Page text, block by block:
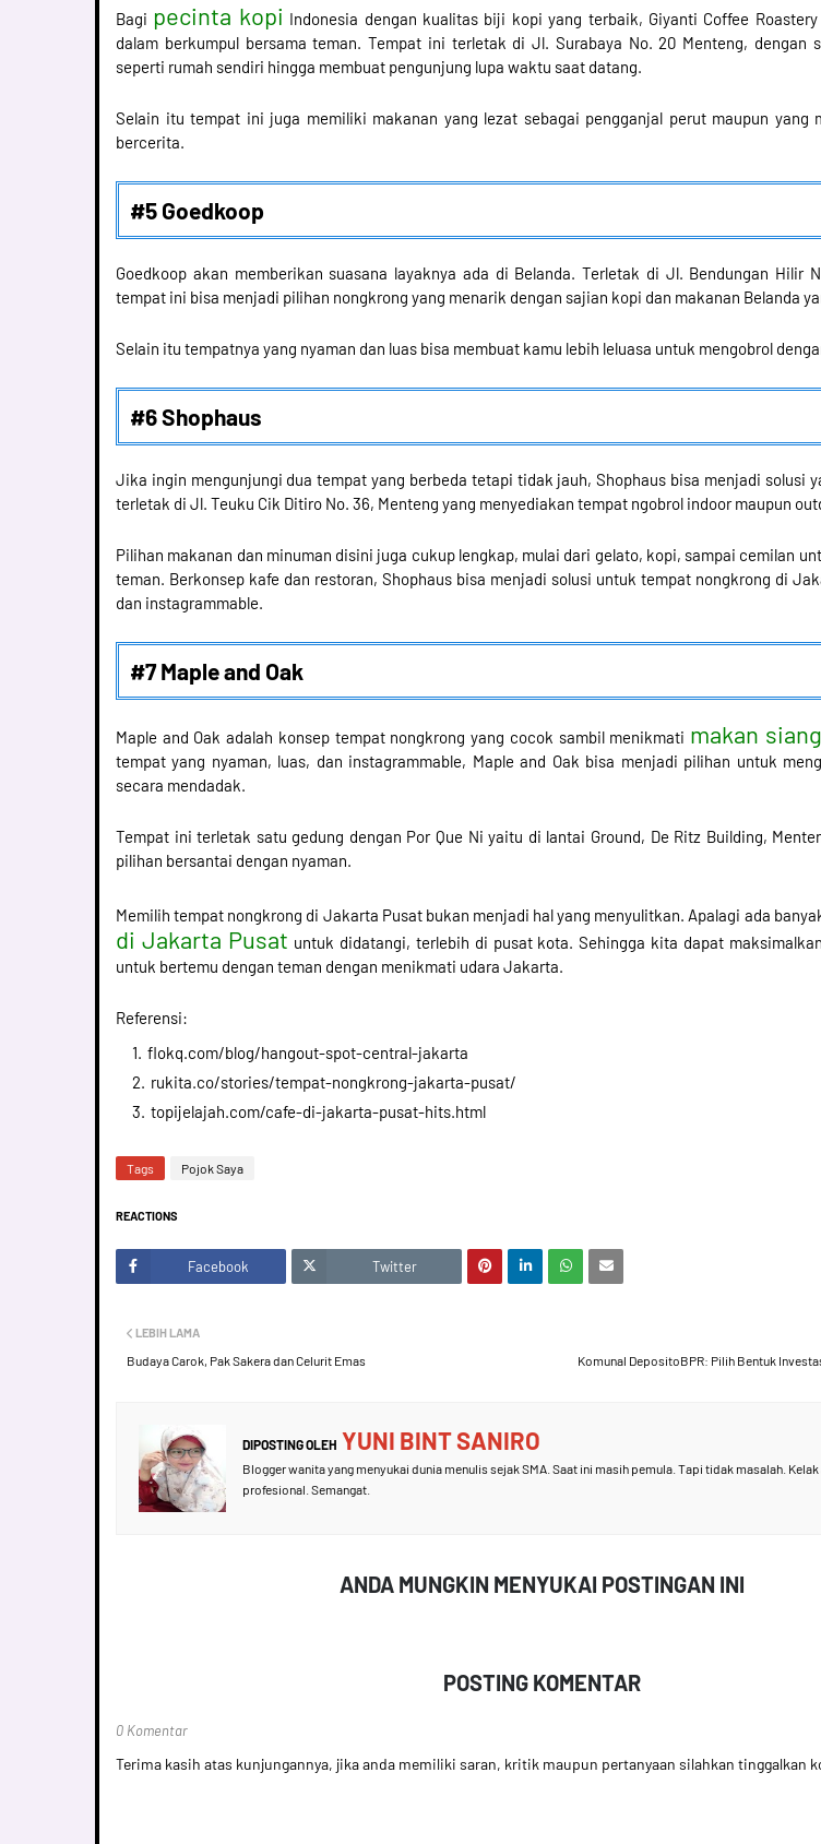
Bagi pecinta kopi Indonesia dengan kualitas biji kopi yang terbaik, Giyanti Coffee
dalam berkumpul bersama teman. Tempat ini terletak di Jl. Surabaya No. 20 Menteng, dengan
seperti rumah sendiri hingga membuat pengunjung lupa waktu saat datang.
Selain itu tempat ini juga memiliki makanan yang lezat sebagai pengganjal perut maupun yang
bercerita.
#5 Goedkoop
Goedkoop akan memberikan suasana layaknya ada di Belanda. Terletak di Jl. Bendungan Hilir
tempat ini bisa menjadi pilihan nongkrong yang menarik dengan sajian kopi dan makanan Belanda
Selain itu tempatnya yang nyaman dan luas bisa membuat kamu lebih leluasa untuk mengobrol
#6 Shophaus
Jika ingin mengunjungi dua tempat yang berbeda tetapi tidak jauh, Shophaus bisa menjadi solusi
terletak di Jl. Teuku Cik Ditiro No. 36, Menteng yang menyediakan tempat ngobrol indoor maupun
Pilihan makanan dan minuman disini juga cukup lengkap, mulai dari gelato, kopi, sampai cemilan
teman. Berkonsep kafe dan restoran, Shophaus bisa menjadi solusi untuk tempat nongkrong di
dan instagrammable.
#7 Maple and Oak
Maple and Oak adalah konsep tempat nongkrong yang cocok sambil menikmati makan siang
tempat yang nyaman, luas, dan instagrammable, Maple and Oak bisa menjadi pilihan untuk
secara mendadak.
Tempat ini terletak satu gedung dengan Por Que Ni yaitu di lantai Ground, De Ritz Building,
pilihan bersantai dengan nyaman.
Memilih tempat nongkrong di Jakarta Pusat bukan menjadi hal yang menyulitkan. Apalagi ada
di Jakarta Pusat untuk didatangi, terlebih di pusat kota. Sehingga kita dapat
untuk bertemu dengan teman dengan menikmati udara Jakarta.
Referensi:
flokq.com/blog/hangout-spot-central-jakarta
rukita.co/stories/tempat-nongkrong-jakarta-pusat/
topijelajah.com/cafe-di-jakarta-pusat-hits.html
Tags Pojok Saya
REACTIONS
Facebook Twitter
Komunal DepositoBPR: Pilih Bentuk
LEBIH LAMA
Budaya Carok, Pak Sakera dan Celurit Emas
DIPOSTING OLEH YUNI BINT SANIRO
Blogger wanita yang menyukai dunia menulis sejak SMA. Saat ini masih pemula. Tapi tidak masalah.
profesional. Semangat.
ANDA MUNGKIN MENYUKAI POSTINGAN INI
POSTING KOMENTAR
0 Komentar
Terima kasih atas kunjungannya, jika anda memiliki saran, kritik maupun pertanyaan silahkan tinggalkan